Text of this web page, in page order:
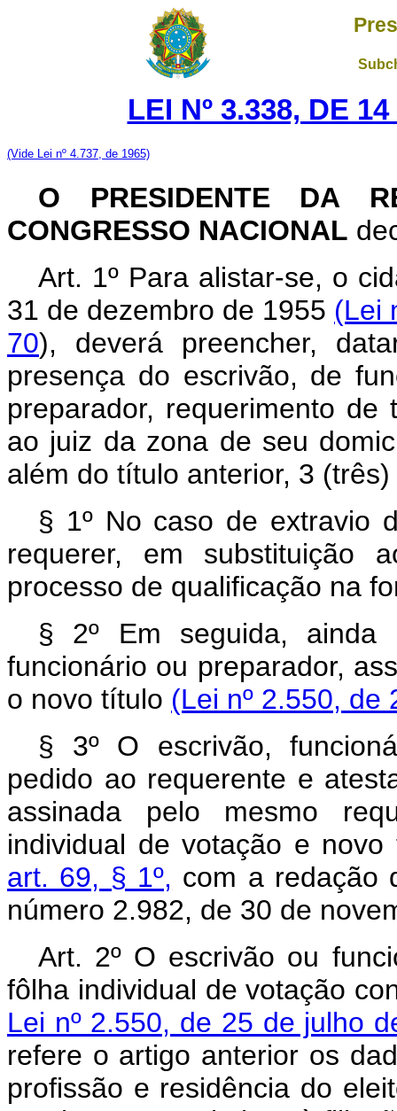
LEI Nº 3.338, DE
(Vide Lei nº 4.737, de 1965)
O PRESIDENTE DA
CONGRESSO NACIONAL
Art. 1º Para alistar-se, o
31 de dezembro de 1955 (Lei
70), deverá preencher,
presença do escrivão, de
preparador, requerimento
ao juiz da zona de seu
além do título anterior, 3
§ 1º No caso de extravio
requerer, em substituição
processo de qualificação na
§ 2º Em seguida, ainda
funcionário ou preparador,
o novo título (Lei nº 2.550, de
§ 3º O escrivão,
pedido ao requerente e
assinada pelo mesmo
individual de votação e
art. 69, § 1º, com a redação
número 2.982, de 30 de
Art. 2º O escrivão ou
fôlha individual de votação
Lei nº 2.550, de 25 de julho
refere o artigo anterior os
profissão e residência do